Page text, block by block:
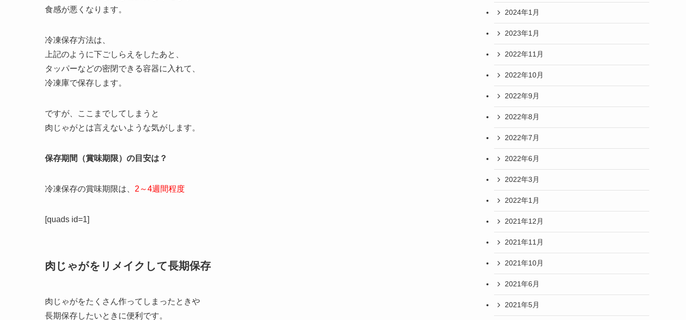
食感が悪くなります。
冷凍保存方法は、
上記のように下ごしらえをしたあと、
タッパーなどの密閉できる容器に入れて、
冷凍庫で保存します。
ですが、ここまでしてしまうと
肉じゃがとは言えないような気がします。
保存期間（賞味期限）の目安は？
冷凍保存の賞味期限は、 2～4週間程度
[quads id=1]
肉じゃがをリメイクして長期保存
肉じゃがをたくさん作ってしまったときや
長期保存したいときに便利です。
2024年1月
2023年1月
2022年11月
2022年10月
2022年9月
2022年8月
2022年7月
2022年6月
2022年3月
2022年1月
2021年12月
2021年11月
2021年10月
2021年6月
2021年5月